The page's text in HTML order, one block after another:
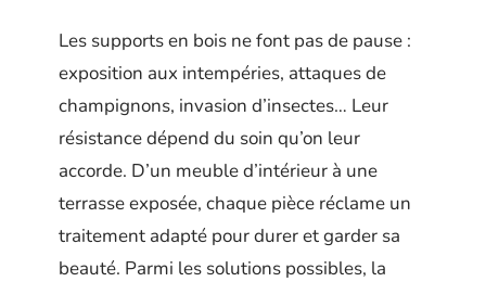
Les supports en bois ne font pas de pause :
exposition aux intempéries, attaques de
champignons, invasion d’insectes… Leur
résistance dépend du soin qu’on leur
accorde. D’un meuble d’intérieur à une
terrasse exposée, chaque pièce réclame un
traitement adapté pour durer et garder sa
beauté. Parmi les solutions possibles, la